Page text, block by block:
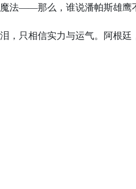
法——那么，谁说潘帕斯雄鹰
，只相信实力与运气。阿根廷